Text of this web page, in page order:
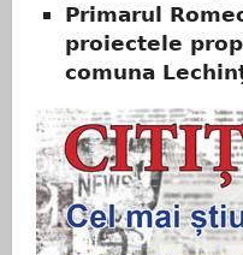
Primarul
proiectele
comuna